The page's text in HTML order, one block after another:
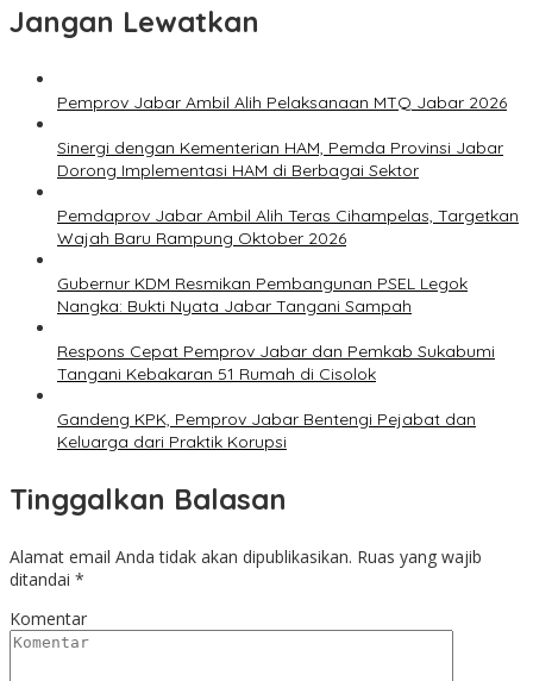
Jangan Lewatkan
Pemprov Jabar Ambil Alih Pelaksanaan MTQ Jabar 2026
Sinergi dengan Kementerian HAM, Pemda Provinsi Jabar
Dorong Implementasi HAM di Berbagai Sektor
Pemdaprov Jabar Ambil Alih Teras Cihampelas, Targetkan
Wajah Baru Rampung Oktober 2026
Gubernur KDM Resmikan Pembangunan PSEL Legok
Nangka: Bukti Nyata Jabar Tangani Sampah
Respons Cepat Pemprov Jabar dan Pemkab Sukabumi
Tangani Kebakaran 51 Rumah di Cisolok
Gandeng KPK, Pemprov Jabar Bentengi Pejabat dan
Keluarga dari Praktik Korupsi
Tinggalkan Balasan
Alamat email Anda tidak akan dipublikasikan. Ruas yang wajib
ditandai *
Komentar